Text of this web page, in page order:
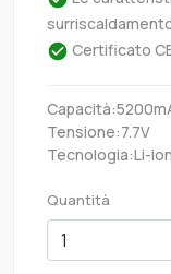
Certificato
Tensione:7.7V
Tecnologia:Li-ion
Quantità